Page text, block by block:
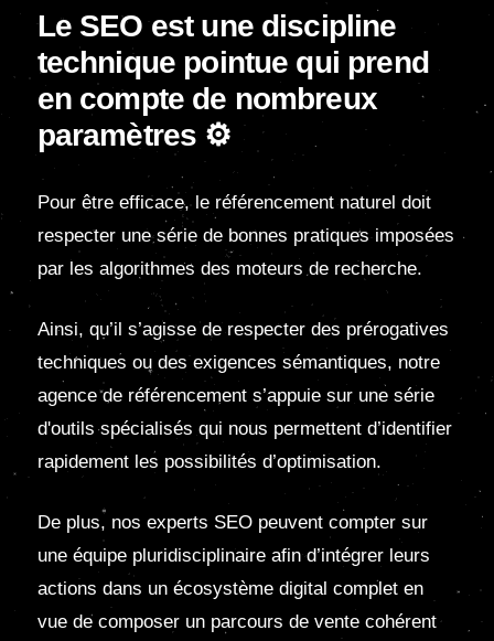
Le SEO est une discipline
technique pointue qui prend
en compte de nombreux
paramètres ⚙️
Pour être efficace, le référencement naturel doit
respecter une série de bonnes pratiques imposées
par les algorithmes des moteurs de recherche.
Ainsi, qu’il s’agisse de respecter des prérogatives
techniques ou des exigences sémantiques, notre
agence de référencement s’appuie sur une série
d'outils spécialisés qui nous permettent d’identifier
rapidement les possibilités d’optimisation.
De plus, nos experts SEO peuvent compter sur
une équipe pluridisciplinaire afin d’intégrer leurs
actions dans un écosystème digital complet en
vue de composer un parcours de vente cohérent